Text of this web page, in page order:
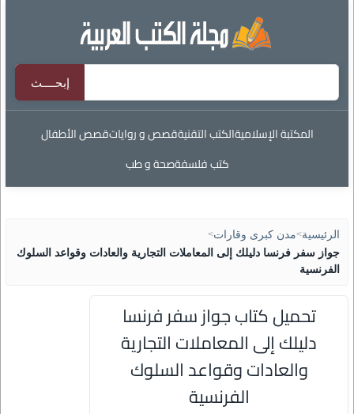
المكتبة الإسلاميةالكتب التقنيةقصص و رواياتقصص الأطفال
كتب فلسفةصحة و طب
الرئيسية>مدن كبرى وقارات>
جواز سفر فرنسا دليلك إلى المعاملات التجارية والعادات وقواعد السلوك
الفرنسية
تحميل كتاب جواز سفر فرنسا
دليلك إلى المعاملات التجارية
والعادات وقواعد السلوك
الفرنسية